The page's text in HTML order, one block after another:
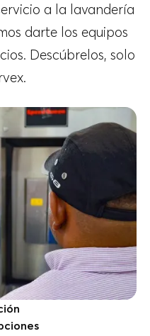
a la lavandería
darte los equipos
Descúbrelos, solo